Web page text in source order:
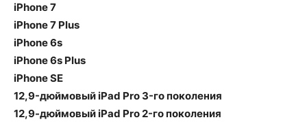
iPhone 7
iPhone 7 Plus
iPhone 6s
iPhone 6s Plus
iPhone SE
12,9-дюймовый iPad Pro 3-го поколения
12,9-дюймовый iPad Pro 2-го поколения